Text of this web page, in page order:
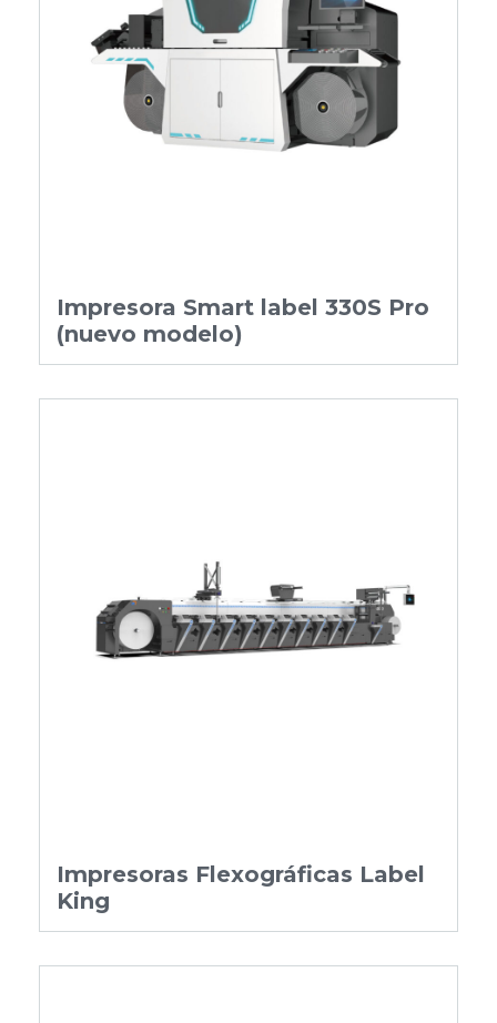
Impresora Smart label 330S Pro
(nuevo modelo)
Impresoras Flexográficas Label
King